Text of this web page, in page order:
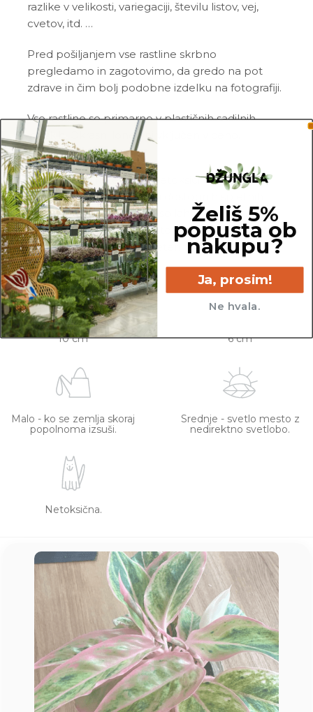
razlike v velikosti, variegaciji, številu listov, vej,
cvetov, itd. …
Pred pošiljanjem vse rastline skrbno
pregledamo in zagotovimo, da gredo na pot
zdrave in čim bolj podobne izdelku na fotografiji.
Vse rastline so primarno v plastičnih sadilnih
lončkih. Okrasni lonec ni vključen v ceno.
Rastline so v kategorijo Netoksične/prijazne za
živali uvrščene na podlagi dostopnih spletnih
virov. Netoksične rastline so lahko še vedno
toksične za specifično vrsto živali, zato se pred
nakupom posvetujte z veterinarjem.
10 cm 6 cm
Malo - ko se zemlja skoraj
popolnoma izsuši.
Srednje - svetlo mesto z
nedirektno svetlobo.
Netoksična.
Želiš 5%
popusta ob
nakupu?
Ja, prosim!
Ne hvala.